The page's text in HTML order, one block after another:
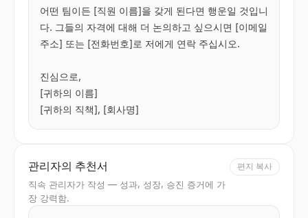
어떤 팀이든 [직원 이름]을 갖게 된다면 행운일 것입니
다. 그들의 자격에 대해 더 논의하고 싶으시면 [이메일
주소] 또는 [전화번호]로 저에게 연락 주십시오.
진심으로,
[귀하의 이름]
[귀하의 직책], [회사명]
관리자의 추천서
직속 관리자가 작성 — 성과, 성장, 승진 증거에 가
장 강력함.
편지 복사